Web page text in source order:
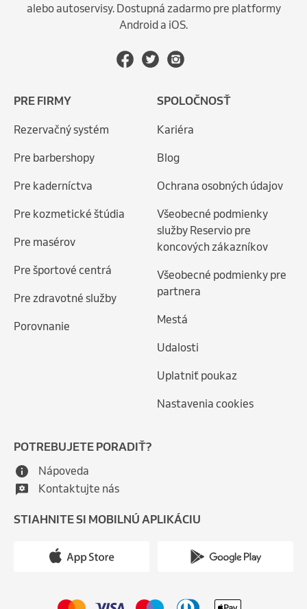
alebo autoservisy. Dostupná zadarmo pre platformy
Android a iOS.
PRE FIRMY
Rezervačný systém
Pre barbershopy
Pre kaderníctva
Pre kozmetické štúdia
Pre masérov
Pre športové centrá
Pre zdravotné služby
Porovnanie
SPOLOČNOSŤ
Kariéra
Blog
Ochrana osobných údajov
Všeobecné podmienky
služby Reservio pre
koncových zákazníkov
Všeobecné podmienky pre
partnera
Mestá
Udalosti
Uplatniť poukaz
Nastavenia cookies
POTREBUJETE PORADIŤ?
Nápoveda
Kontaktujte nás
STIAHNITE SI MOBILNÚ APLIKÁCIU